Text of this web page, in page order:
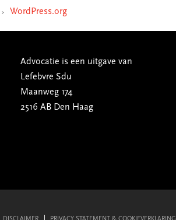
WordPress.org
Advocatie is een uitgave van
Lefebvre Sdu
Maanweg 174
2516 AB Den Haag